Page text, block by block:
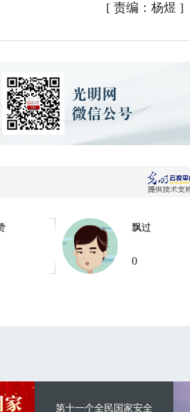
[ 责编：杨煜 ]
飘过
0
第十一个全民国家安全